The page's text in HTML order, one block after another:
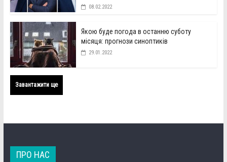
08.02.2022
Якою буде погода в останню суботу
місяця: прогнози синоптиків
29.01.2022
Завантажити ще
ПРО НАС